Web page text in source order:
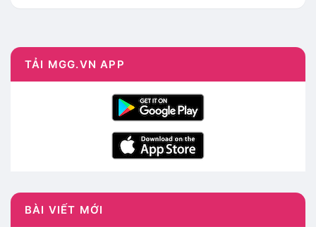
TẢI MGG.VN APP
BÀI VIẾT MỚI